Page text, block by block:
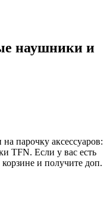
наушники и
парочку аксессуаров:
TFN. Если у вас есть
и получите доп.